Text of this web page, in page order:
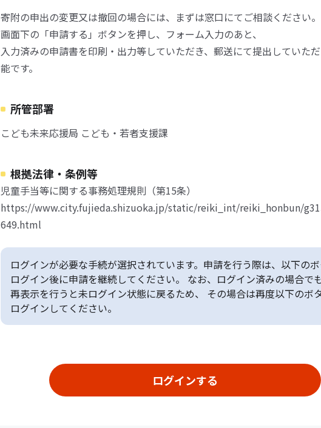
寄附の申出の変更又は撤回の場合には、まずは窓口にてご相談ください。
画面下の「申請する」ボタンを押し、フォーム入力のあと、
入力済みの申請書を印刷・出力等していただき、郵送にて提出していた
能です。
所管部署
こども未来応援局 こども・若者支援課
根拠法律・条例等
児童手当等に関する事務処理規則（第15条）
https://www.city.fujieda.shizuoka.jp/static/reiki_int/reiki_honbun/
649.html
ログインが必要な手続が選択されています。申請を行う際は、以下の
ログイン後に申請を継続してください。 なお、ログイン済みの場合で
再表示を行うと未ログイン状態に戻るため、 その場合は再度以下のボ
ログインしてください。